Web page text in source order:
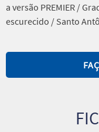
a versão PREMIER /
escurecido / Santo